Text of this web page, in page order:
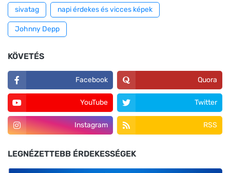
sivatag napi érdekes és vicces képek
Johnny Depp
KÖVETÉS
Facebook Quora
YouTube Twitter
Instagram RSS
LEGNÉZETTEBB ÉRDEKESSÉGEK